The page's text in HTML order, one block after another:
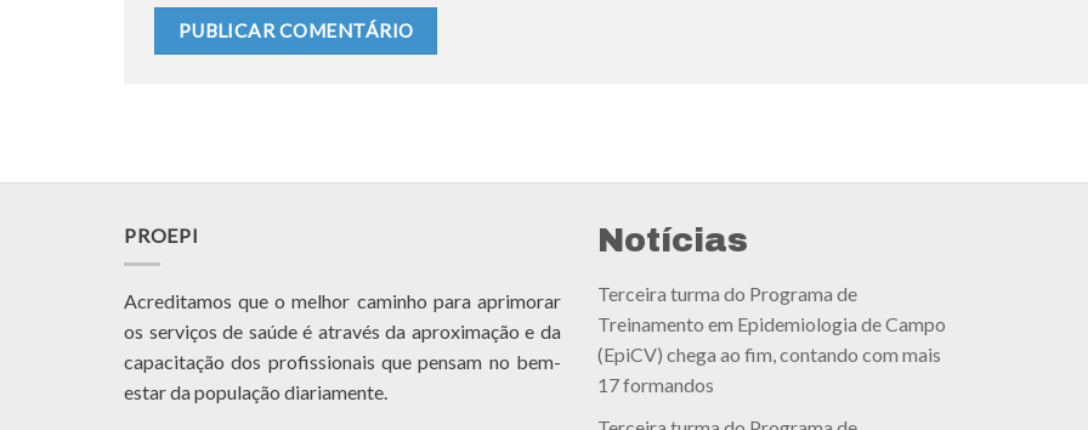
PROEPI
Acreditamos que o melhor caminho para aprimorar
os serviços de saúde é através da aproximação e da
capacitação dos profissionais que pensam no bem-
estar da população diariamente.
Notícias
Terceira turma do Programa de
Treinamento em Epidemiologia de Campo
(EpiCV) chega ao fim, contando com mais
17 formandos